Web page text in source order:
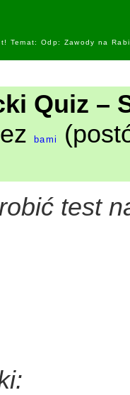
Temat: Odp: Zawody na
Quiz –
bami
test